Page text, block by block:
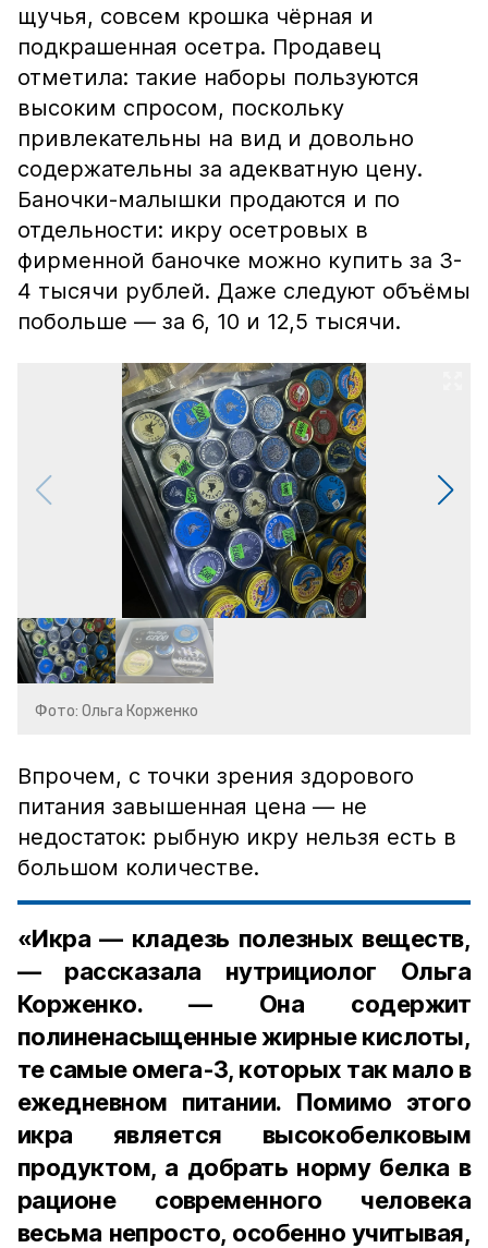
щучья, совсем крошка чёрная и
подкрашенная осетра. Продавец
отметила: такие наборы пользуются
высоким спросом, поскольку
привлекательны на вид и довольно
содержательны за адекватную цену.
Баночки-малышки продаются и по
отдельности: икру осетровых в
фирменной баночке можно купить за 3-
4 тысячи рублей. Даже следуют объёмы
побольше — за 6, 10 и 12,5 тысячи.
Фото: Ольга Корженко
Впрочем, с точки зрения здорового
питания завышенная цена — не
недостаток: рыбную икру нельзя есть в
большом количестве.
«Икра — кладезь полезных веществ,
— рассказала нутрициолог Ольга
Корженко. — Она содержит
полиненасыщенные жирные кислоты,
те самые омега-3, которых так мало в
ежедневном питании. Помимо этого
икра является высокобелковым
продуктом, а добрать норму белка в
рационе современного человека
весьма непросто, особенно учитывая,